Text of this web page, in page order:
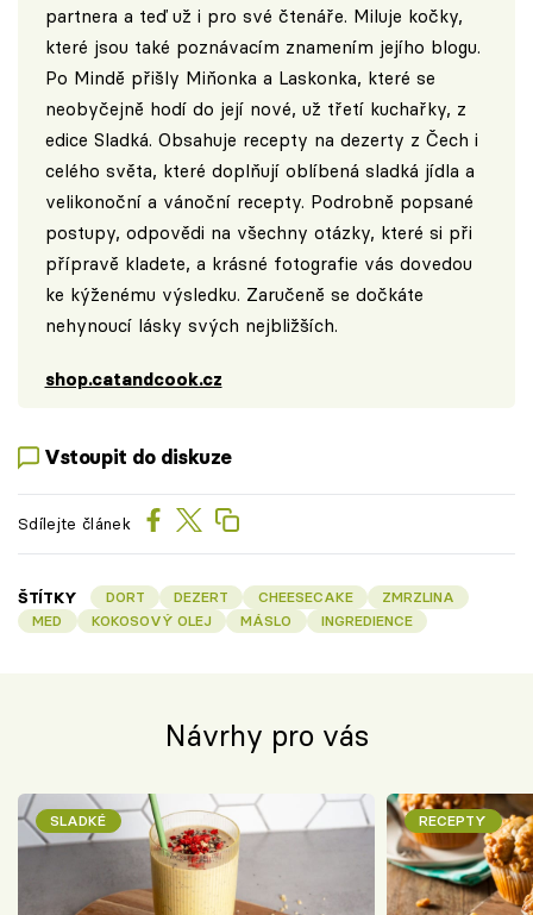
partnera a teď už i pro své čtenáře. Miluje kočky,
které jsou také poznávacím znamením jejího blogu.
Po Mindě přišly Miňonka a Laskonka, které se
neobyčejně hodí do její nové, už třetí kuchařky, z
edice Sladká. Obsahuje recepty na dezerty z Čech i
celého světa, které doplňují oblíbená sladká jídla a
velikonoční a vánoční recepty. Podrobně popsané
postupy, odpovědi na všechny otázky, které si při
přípravě kladete, a krásné fotografie vás dovedou
ke kýženému výsledku. Zaručeně se dočkáte
nehynoucí lásky svých nejbližších.
shop.catandcook.cz
Vstoupit do diskuze
Sdílejte článek
ŠTÍTKY DORT DEZERT CHEESECAKE
ZMRZLINA
MED
KOKOSOVÝ OLEJ MÁSLO INGREDIENCE
Návrhy pro vás
SLADKÉ RECEPTY